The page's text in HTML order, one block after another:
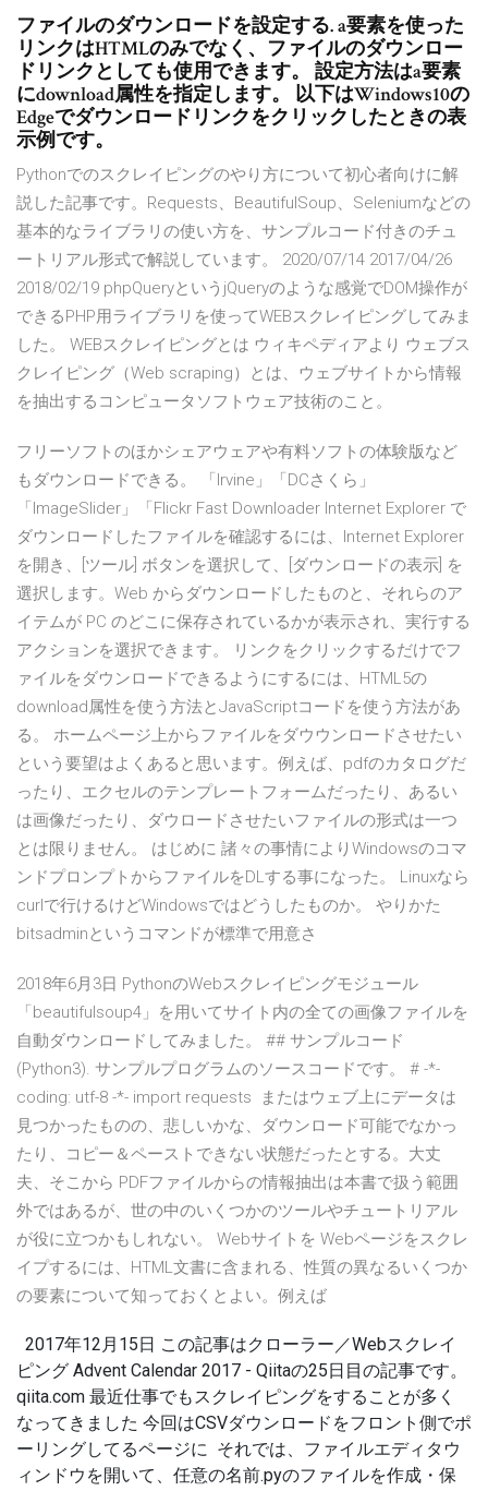
ファイルのダウンロードを設定する. a要素を使った
リンクはHTMLのみでなく、ファイルのダウンロー
ドリンクとしても使用できます。 設定方法はa要素
にdownload属性を指定します。 以下はWindows10の
Edgeでダウンロードリンクをクリックしたときの表
示例です。
Pythonでのスクレイピングのやり方について初心者向けに解
説した記事です。Requests、BeautifulSoup、Seleniumなどの
基本的なライブラリの使い方を、サンプルコード付きのチュ
ートリアル形式で解説しています。 2020/07/14 2017/04/26
2018/02/19 phpQueryというjQueryのような感覚でDOM操作が
できるPHP用ライブラリを使ってWEBスクレイピングしてみま
した。 WEBスクレイピングとは ウィキペディアより ウェブス
クレイピング（Web scraping）とは、ウェブサイトから情報
を抽出するコンピュータソフトウェア技術のこと。
フリーソフトのほかシェアウェアや有料ソフトの体験版など
もダウンロードできる。 「Irvine」「DCさくら」
「ImageSlider」「Flickr Fast Downloader Internet Explorer で
ダウンロードしたファイルを確認するには、Internet Explorer
を開き、[ツール] ボタンを選択して、[ダウンロードの表示] を
選択します。Web からダウンロードしたものと、それらのア
イテムが PC のどこに保存されているかが表示され、実行する
アクションを選択できます。 リンクをクリックするだけでフ
ァイルをダウンロードできるようにするには、HTML5の
download属性を使う方法とJavaScriptコードを使う方法があ
る。 ホームページ上からファイルをダウウンロードさせたい
という要望はよくあると思います。例えば、pdfのカタログだ
ったり、エクセルのテンプレートフォームだったり、あるい
は画像だったり、ダウロードさせたいファイルの形式は一つ
とは限りません。 はじめに 諸々の事情によりWindowsのコマ
ンドプロンプトからファイルをDLする事になった。 Linuxなら
curlで行けるけどWindowsではどうしたものか。 やりかた
bitsadminというコマンドが標準で用意さ
2018年6月3日 PythonのWebスクレイピングモジュール
「beautifulsoup4」を用いてサイト内の全ての画像ファイルを
自動ダウンロードしてみました。 ## サンプルコード
(Python3). サンプルプログラムのソースコードです。 # -*-
coding: utf-8 -*- import requests またはウェブ上にデータは
見つかったものの、悲しいかな、ダウンロード可能でなかっ
たり、コピー＆ペーストできない状態だったとする。大丈
夫、そこから PDFファイルからの情報抽出は本書で扱う範囲
外ではあるが、世の中のいくつかのツールやチュートリアル
が役に立つかもしれない。 Webサイトを Webページをスクレ
イプするには、HTML文書に含まれる、性質の異なるいくつか
の要素について知っておくとよい。例えば
2017年12月15日 この記事はクローラー／Webスクレイ
ピング Advent Calendar 2017 - Qiitaの25日目の記事です。
qiita.com 最近仕事でもスクレイピングをすることが多く
なってきました 今回はCSVダウンロードをフロント側でポ
ーリングしてるページに それでは、ファイルエディタウ
ィンドウを開いて、任意の名前.pyのファイルを作成・保